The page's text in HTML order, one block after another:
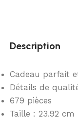
Description
Cadeau parfait
Détails de
679 pièces
Taille : 23.92 cm